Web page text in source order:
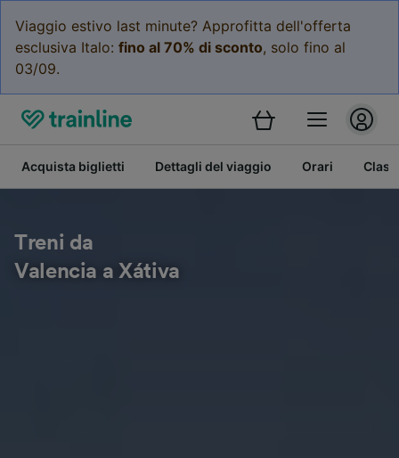
Viaggio estivo last minute? Approfitta dell'offerta
esclusiva Italo: fino al 70% di sconto, solo fino al
03/09.
Acquista biglietti Dettagli del viaggio Orari
Treni da
Valencia a Xátiva